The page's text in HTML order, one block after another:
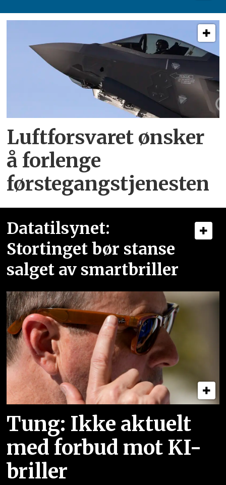
Luftforsvaret ønsker
å forlenge
førstegangstjenesten
Datatilsynet:
Stortinget bør stanse
salget av smartbriller
Tung: Ikke aktuelt
med forbud mot KI-
briller